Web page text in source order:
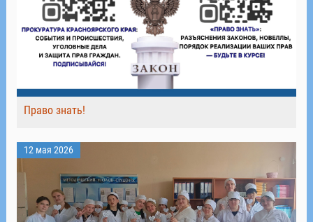
Право знать!
12 мая 2026